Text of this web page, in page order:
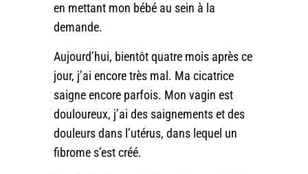
en mettant mon bébé au sein à la
demande.
Aujourd’hui, bientôt quatre mois après ce
jour, j’ai encore très mal. Ma cicatrice
saigne encore parfois. Mon vagin est
douloureux, j’ai des saignements et des
douleurs dans l’utérus, dans lequel un
fibrome s’est créé.